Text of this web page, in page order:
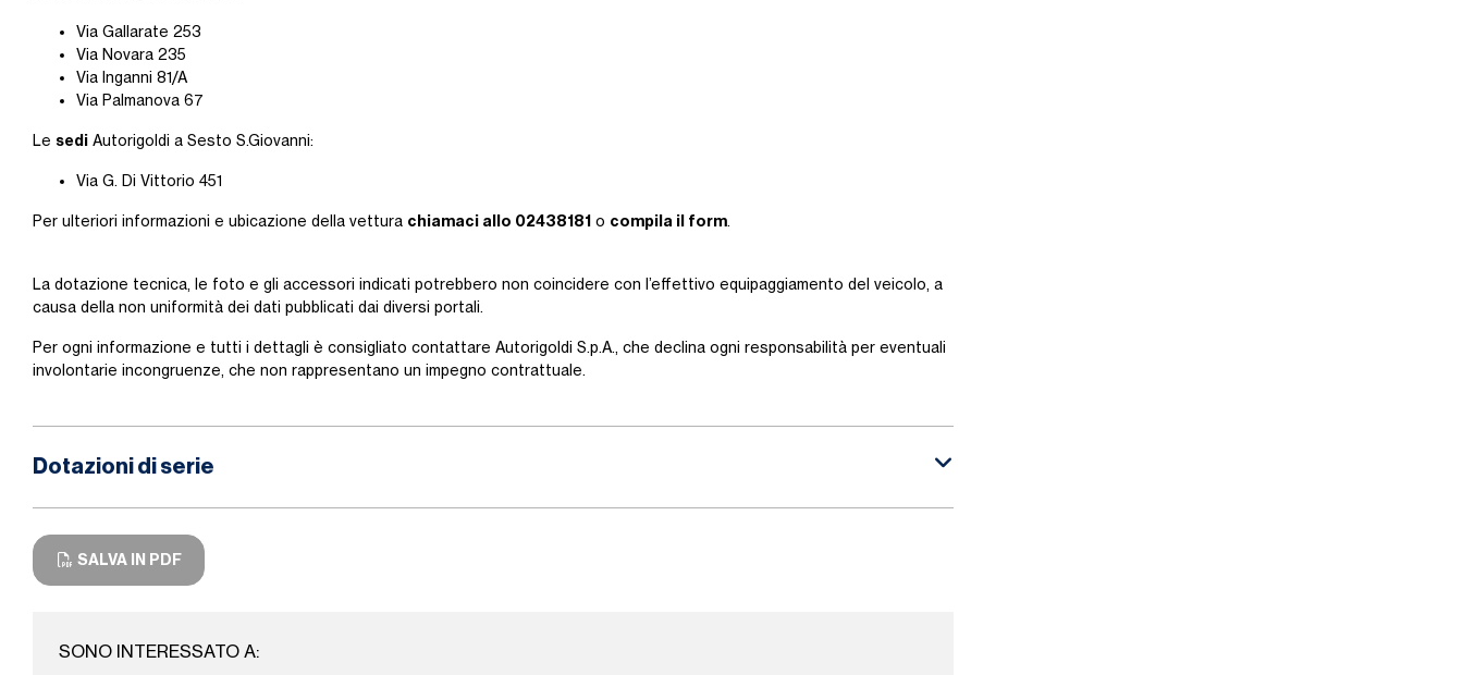
Via Gallarate 253
Via Novara 235
Via Inganni 81/A
Via Palmanova 67
Le sedi Autorigoldi a Sesto S.Giovanni:
Via G. Di Vittorio 451
Per ulteriori informazioni e ubicazione della vettura chiamaci allo 02438181 o compila il form.
La dotazione tecnica, le foto e gli accessori indicati potrebbero non coincidere con l’effettivo equipaggiamento del veicolo, a
causa della non uniformità dei dati pubblicati dai diversi portali.
Per ogni informazione e tutti i dettagli è consigliato contattare Autorigoldi S.p.A., che declina ogni responsabilità per eventuali
involontarie incongruenze, che non rappresentano un impegno contrattuale.
Dotazioni di serie
SALVA IN PDF
SONO INTERESSATO A: